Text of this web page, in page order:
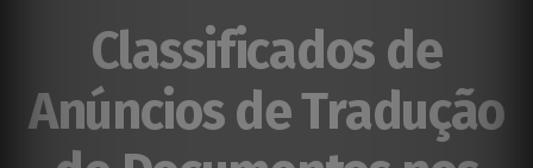
Classificados de
Anúncios de Tradução